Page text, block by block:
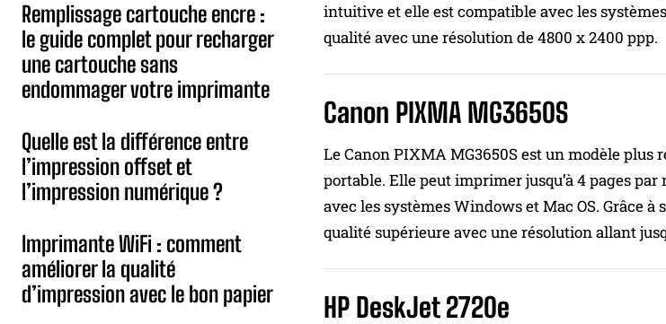
Remplissage cartouche encre :
le guide complet pour recharger
une cartouche sans
endommager votre imprimante
Quelle est la différence entre
l’impression offset et
l’impression numérique ?
Imprimante WiFi : comment
améliorer la qualité
d’impression avec le bon papier
intuitive et elle est compatible avec les
qualité avec une résolution de 4800 x 2400 ppp.
Canon PIXMA MG3650S
Le Canon PIXMA MG3650S est un modèle
portable. Elle peut imprimer jusqu’à 4 pages
avec les systèmes Windows et Mac OS. Grâce
qualité supérieure avec une résolution allant
HP DeskJet 2720e